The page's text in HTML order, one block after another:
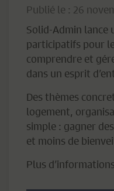
Publié le : 26
Solid-Admin lance
participatifs pour
comprendre et
dans un esprit
Des thèmes
logement,
simple : gagner
et moins de
Plus